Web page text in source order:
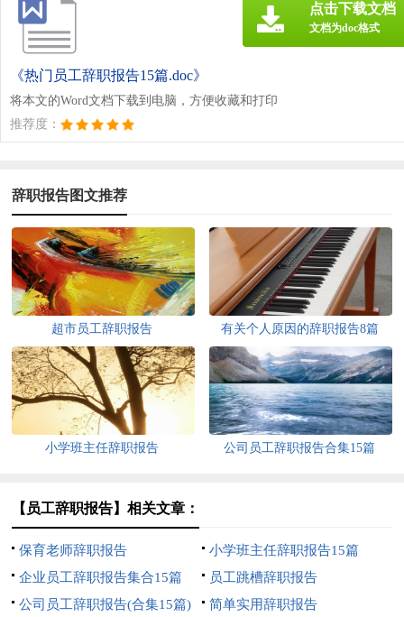
《热门员工辞职报告15篇.doc》
将本文的Word文档下载到电脑，方便收藏和打印
推荐度：
点击下载文档
文档为doc格式
辞职报告图文推荐
超市员工辞职报告 有关个人原因的辞职报告8篇
小学班主任辞职报告 公司员工辞职报告合集15篇
【员工辞职报告】相关文章：
保育老师辞职报告
小学班主任辞职报告15篇
企业员工辞职报告集合15篇
员工跳槽辞职报告
公司员工辞职报告(合集15篇)
简单实用辞职报告